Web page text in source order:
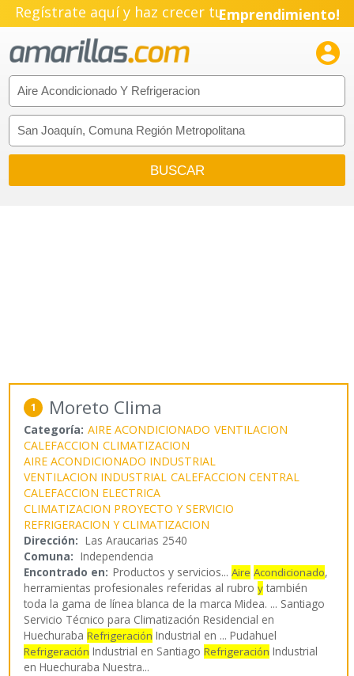
Regístrate aquí y haz crecer tu
Emprendimiento!

1 Moreto Clima
Categoría: AIRE ACONDICIONADO VENTILACION
CALEFACCION CLIMATIZACION
AIRE ACONDICIONADO INDUSTRIAL
VENTILACION INDUSTRIAL CALEFACCION CENTRAL
CALEFACCION ELECTRICA
CLIMATIZACION PROYECTO Y SERVICIO
REFRIGERACION Y CLIMATIZACION
Dirección: Las Araucarias 2540
Comuna: Independencia
Encontrado en: Productos y servicios...Aire Acondicionado,
herramientas profesionales referidas al rubroy también
toda la gama de línea blanca de la marca Midea. ... Santiago
Servicio Técnico para Climatización Residencial en
HuechurabaRefrigeración Industrial en ... Pudahuel
Refrigeración Industrial en SantiagoRefrigeración Industrial
en Huechuraba Nuestra...